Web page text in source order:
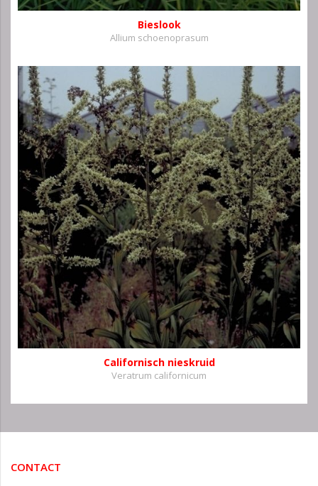
Bieslook
Allium schoenoprasum
Californisch nieskruid
Veratrum californicum
CONTACT